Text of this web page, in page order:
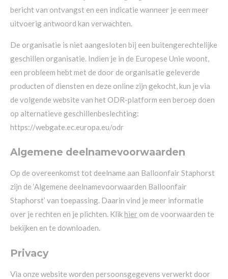
bericht van ontvangst en een indicatie wanneer je een meer
uitvoerig antwoord kan verwachten.
De organisatie is niet aangesloten bij een buitengerechtelijke
geschillen organisatie. Indien je in de Europese Unie woont,
een probleem hebt met de door de organisatie geleverde
producten of diensten en deze online zijn gekocht, kun je via
de volgende website van het ODR-platform een beroep doen
op alternatieve geschillenbeslechting:
https://webgate.ec.europa.eu/odr
Algemene deelnamevoorwaarden
Op de overeenkomst tot deelname aan Balloonfair Staphorst
zijn de ‘Algemene deelnamevoorwaarden Balloonfair
Staphorst’ van toepassing. Daarin vind je meer informatie
over je rechten en je plichten. Klikhier om de voorwaarden te
bekijken en te downloaden.
Privacy
Via onze website worden persoonsgegevens verwerkt door